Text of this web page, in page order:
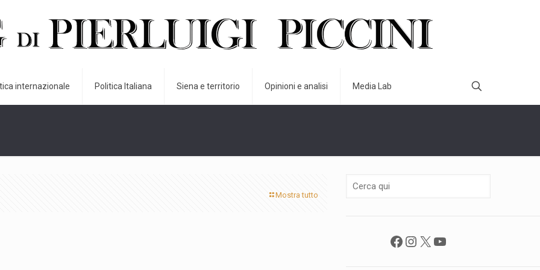
internazionale Politica Italiana Siena e territorio Opinioni e analisi Media Lab
Mostra tutto
Facebook
Instagram
X YouTube